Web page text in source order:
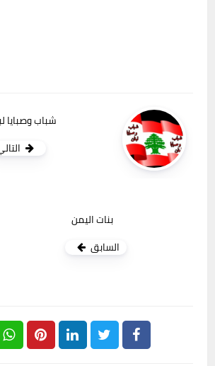
شباب وصبايا
بنات اليمن
السابق